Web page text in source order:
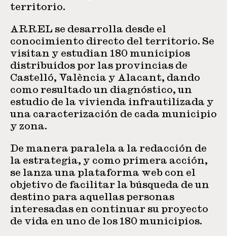
territorio.
ARREL se desarrolla desde el
conocimiento directo del territorio. Se
visitan y estudian 180 municipios
distribuidos por las provincias de
Castelló, València y Alacant, dando
como resultado un diagnóstico, un
estudio de la vivienda infrautilizada y
una caracterización de cada municipio
y zona.
De manera paralela a la redacción de
la estrategia, y como primera acción,
se lanza una plataforma web con el
objetivo de facilitar la búsqueda de un
destino para aquellas personas
interesadas en continuar su proyecto
de vida en uno de los 180 municipios.